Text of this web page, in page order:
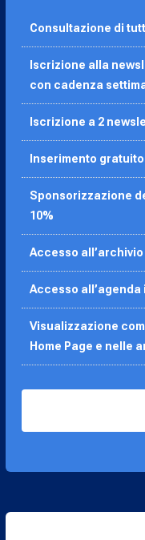
Consultazione di
Iscrizione alla
con cadenza
Iscrizione a 2
Inserimento
Sponsorizzazione
10%
Accesso
Accesso all’agenda
Visualizzazione
Home Page e nelle